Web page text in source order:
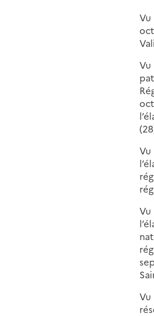
Vu
Vu
Vu
Vu
Vu